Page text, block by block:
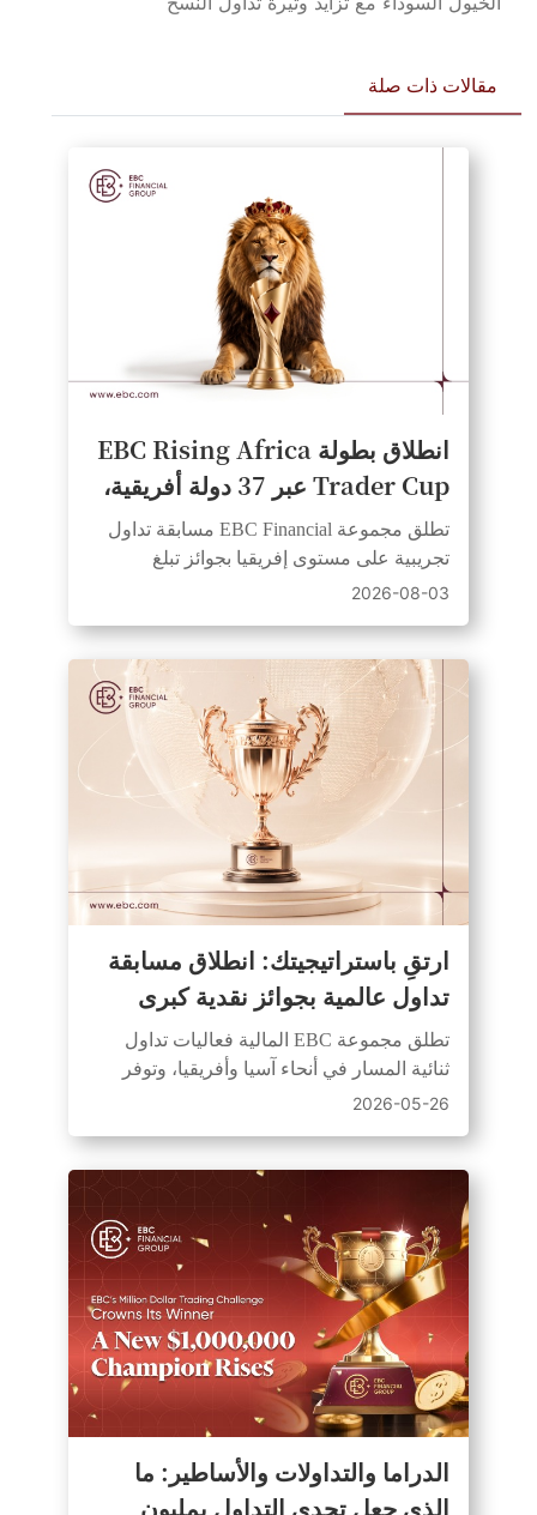
مقالات ذات صلة
انطلاق بطولة EBC Rising Africa
Trader Cup عبر 37 دولة أفريقية،
لتمنح المتداولين بداية متساوية
وفرصة للفوز بجوائز نقدية
تطلق مجموعة EBC Financial مسابقة تداول
تجريبية على مستوى إفريقيا بجوائز تبلغ
2026-08-03
ارتقِ باستراتيجيتك: انطلاق مسابقة
تداول عالمية بجوائز نقدية كبرى
تطلق مجموعة EBC المالية فعاليات تداول
ثنائية المسار في أنحاء آسيا وأفريقيا، وتوفر
مسابقات محاكاة ومباشرة للمتداولين من
2026-05-26
الدراما والتداولات والأساطير: ما
الذي جعل تحدي التداول بمليون